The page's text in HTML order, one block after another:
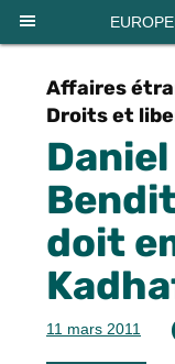
Affaires
Droits et
doit
11 mars 2011